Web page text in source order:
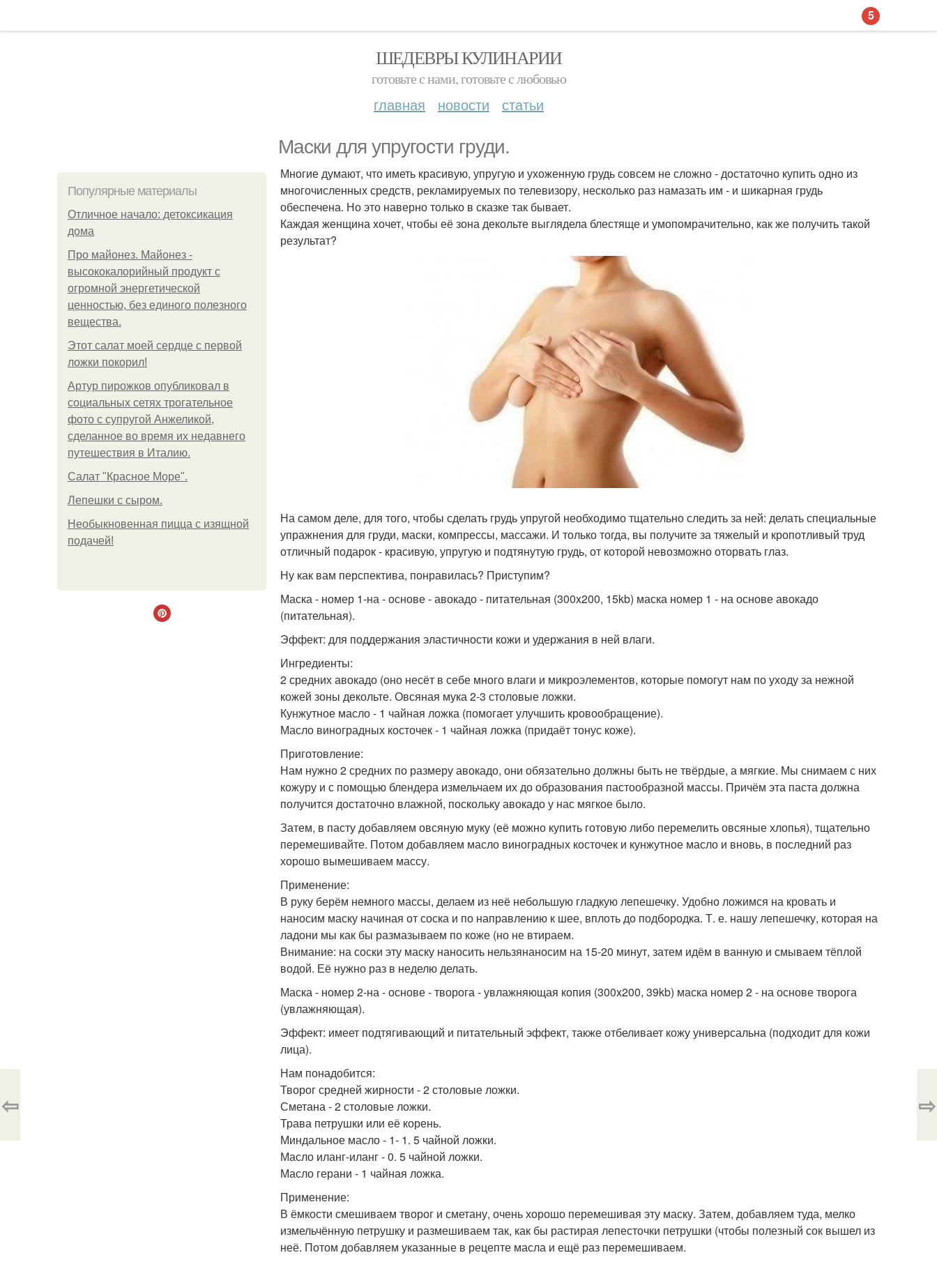
ШЕДЕВРЫ КУЛИНАРИИ
готовьте с нами, готовьте с любовью
главная новости статьи
Маски для упругости груди.
Популярные материалы
Отличное начало: детоксикация
дома
Про майонез. Майонез -
высококалорийный продукт с
огромной энергетической
ценностью, без единого полезного
вещества.
Этот салат моей сердце с первой
ложки покорил!
Артур пирожков опубликовал в
социальных сетях трогательное
фото с супругой Анжеликой,
сделанное во время их недавнего
путешествия в Италию.
Салат "Красное Море".
Лепешки с сыром.
Необыкновенная пицца с изящной
подачей!
Многие думают, что иметь красивую, упругую и ухоженную грудь совсем не сложно - достаточно купить одно из
многочисленных средств, рекламируемых по телевизору, несколько раз намазать им - и шикарная грудь
обеспечена. Но это наверно только в сказке так бывает.
Каждая женщина хочет, чтобы её зона декольте выглядела блестяще и умопомрачительно, как же получить такой
результат?
На самом деле, для того, чтобы сделать грудь упругой необходимо тщательно следить за ней: делать специальные
упражнения для груди, маски, компрессы, массажи. И только тогда, вы получите за тяжелый и кропотливый труд
отличный подарок - красивую, упругую и подтянутую грудь, от которой невозможно оторвать глаз.
Ну как вам перспектива, понравилась? Приступим?
Маска - номер 1-на - основе - авокадо - питательная (300x200, 15kb) маска номер 1 - на основе авокадо
(питательная).
Эффект: для поддержания эластичности кожи и удержания в ней влаги.
Ингредиенты:
2 средних авокадо (оно несёт в себе много влаги и микроэлементов, которые помогут нам по уходу за нежной
кожей зоны декольте. Овсяная мука 2-3 столовые ложки.
Кунжутное масло - 1 чайная ложка (помогает улучшить кровообращение).
Масло виноградных косточек - 1 чайная ложка (придаёт тонус коже).
Приготовление:
Нам нужно 2 средних по размеру авокадо, они обязательно должны быть не твёрдые, а мягкие. Мы снимаем с них
кожуру и с помощью блендера измельчаем их до образования пастообразной массы. Причём эта паста должна
получится достаточно влажной, поскольку авокадо у нас мягкое было.
Затем, в пасту добавляем овсяную муку (её можно купить готовую либо перемелить овсяные хлопья), тщательно
перемешивайте. Потом добавляем масло виноградных косточек и кунжутное масло и вновь, в последний раз
хорошо вымешиваем массу.
Применение:
В руку берём немного массы, делаем из неё небольшую гладкую лепешечку. Удобно ложимся на кровать и
наносим маску начиная от соска и по направлению к шее, вплоть до подбородка. Т. е. нашу лепешечку, которая на
ладони мы как бы размазываем по коже (но не втираем.
Внимание: на соски эту маску наносить нельзянаносим на 15-20 минут, затем идём в ванную и смываем тёплой
водой. Её нужно раз в неделю делать.
Маска - номер 2-на - основе - творога - увлажняющая копия (300x200, 39kb) маска номер 2 - на основе творога
(увлажняющая).
Эффект: имеет подтягивающий и питательный эффект, также отбеливает кожу универсальна (подходит для кожи
лица).
Нам понадобится:
Творог средней жирности - 2 столовые ложки.
Сметана - 2 столовые ложки.
Трава петрушки или её корень.
Миндальное масло - 1- 1. 5 чайной ложки.
Масло иланг-иланг - 0. 5 чайной ложки.
Масло герани - 1 чайная ложка.
Применение:
В ёмкости смешиваем творог и сметану, очень хорошо перемешивая эту маску. Затем, добавляем туда, мелко
измельчённую петрушку и размешиваем так, как бы растирая лепесточки петрушки (чтобы полезный сок вышел из
неё. Потом добавляем указанные в рецепте масла и ещё раз перемешиваем.
⇦ ⇨
5